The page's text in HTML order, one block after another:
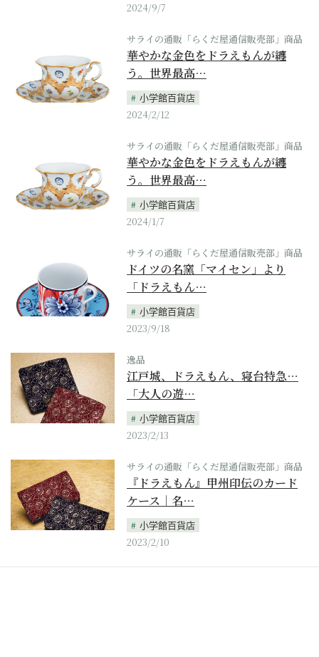
2024/9/7
サライの通販「らくだ屋通信販売部」商品
華やかな金色をドラえもんが纏
う。世界最高…
小学館百貨店
2024/2/12
サライの通販「らくだ屋通信販売部」商品
華やかな金色をドラえもんが纏
う。世界最高…
小学館百貨店
2024/1/7
サライの通販「らくだ屋通信販売部」商品
ドイツの名窯「マイセン」より
「ドラえもん…
小学館百貨店
2023/9/18
逸品
江戸城、ドラえもん、寝台特急…
「大人の遊…
小学館百貨店
2023/2/13
サライの通販「らくだ屋通信販売部」商品
『ドラえもん』甲州印伝のカード
ケース｜名…
小学館百貨店
2023/2/10